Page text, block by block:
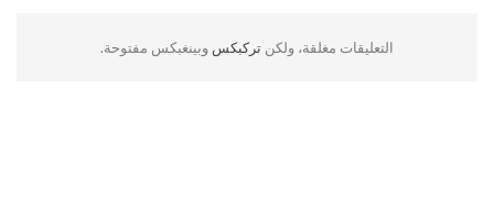
التعليقات مغلقة، ولكن تركبكس وبينغبكس مفتوحة.